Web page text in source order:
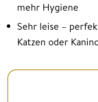
mehr Hygiene
Sehr leise –
Katzen oder